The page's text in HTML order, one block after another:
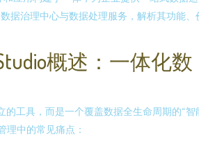
据治理中心与数据处理服务，解析其功能、
概述：一体化数
工具，而是一个覆盖数据全生命周期的“智
理中的常见痛点：